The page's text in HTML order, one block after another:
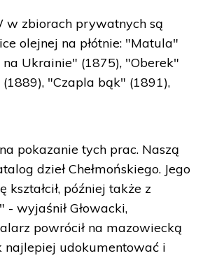
zbiorach prywatnych są
olejnej na płótnie: "Matula"
Ukrainie" (1875), "Oberek"
"Czapla bąk" (1891),
pokazanie tych prac. Naszą
dzieł Chełmońskiego. Jego
później także z
wyjaśnił Głowacki,
powrócił na mazowiecką
najlepiej udokumentować i